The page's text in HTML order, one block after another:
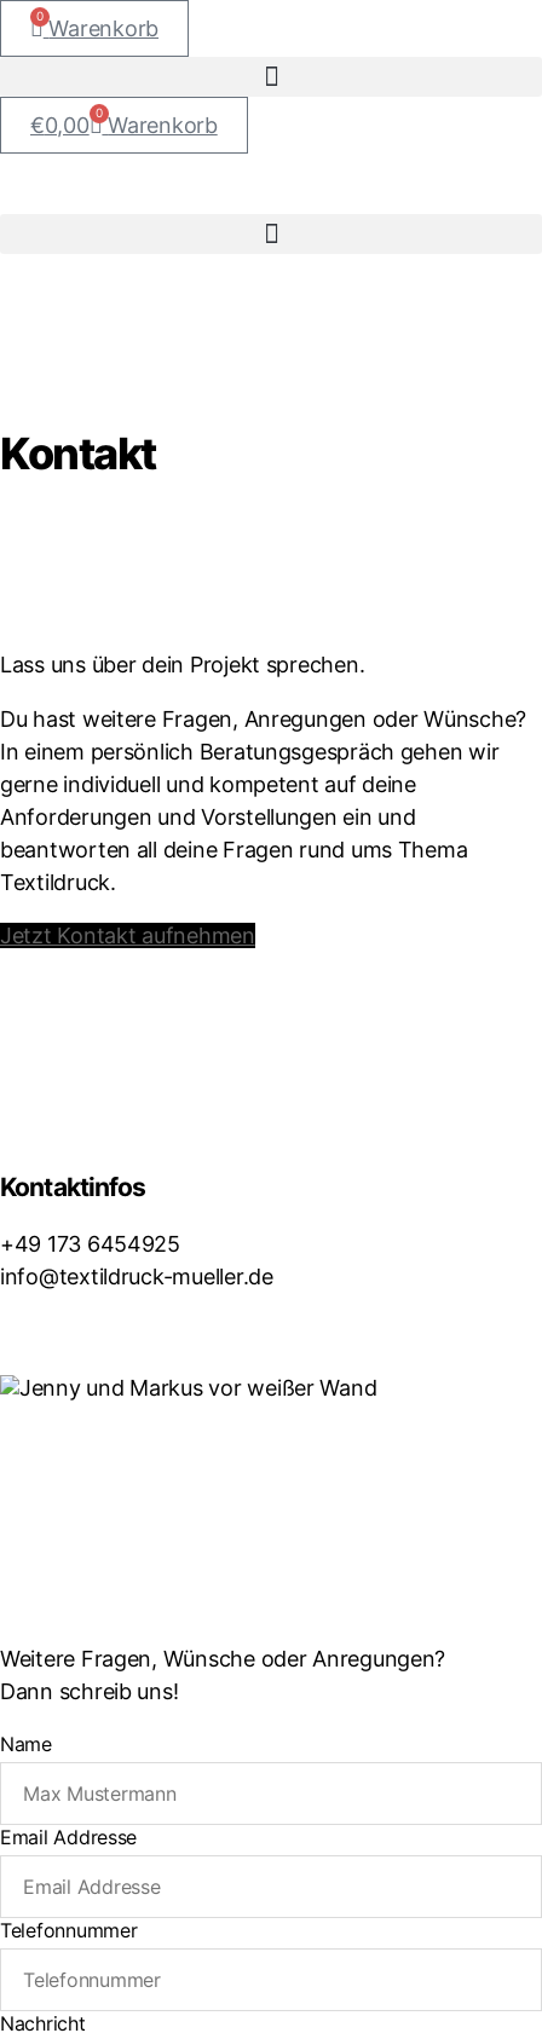
0 Warenkorb
€0,00 0 Warenkorb
Kontakt
Lass uns über dein Projekt sprechen.
Du hast weitere Fragen, Anregungen oder Wünsche?
In einem persönlich Beratungsgespräch gehen wir
gerne individuell und kompetent auf deine
Anforderungen und Vorstellungen ein und
beantworten all deine Fragen rund ums Thema
Textildruck.
Jetzt Kontakt aufnehmen
Kontaktinfos
+49 173 6454925
info@textildruck-mueller.de
Weitere Fragen, Wünsche oder Anregungen?
Dann schreib uns!
Name
Email Addresse
Telefonnummer
Nachricht